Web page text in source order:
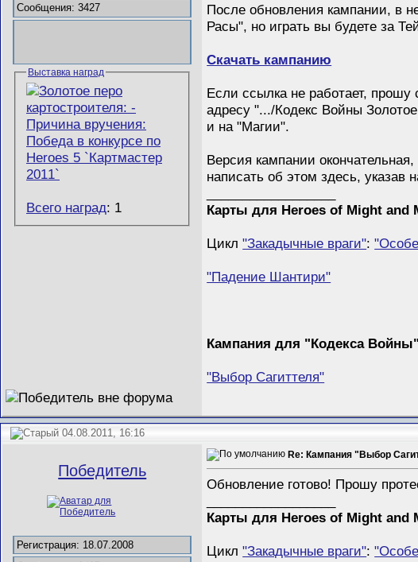
Сообщения: 3427
Выставка наград
Всего наград: 1
После обновления кампании, в
Расы", но играть вы будете за
Скачать кампанию
Если ссылка не работает,
адресу ".../Кодекс Войны
и на "Магии".
Версия кампании
написать об этом здесь,
Карты для Heroes of Might and
Цикл"Закадычные враги":
"Падение Шантири"
Кампания для "Кодекса Войны"
"Выбор Сагиттеля"
04.08.2011, 16:16
Победитель
Регистрация: 18.07.2008
Re: Кампания "Выбор
Обновление готово! Прошу
Карты для Heroes of Might and
Цикл"Закадычные враги":